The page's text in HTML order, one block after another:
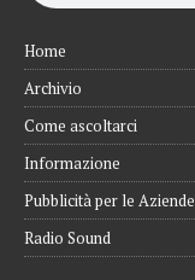
Home
Archivio
Come ascoltarci
Informazione
Pubblicità per le Aziende
Radio Sound